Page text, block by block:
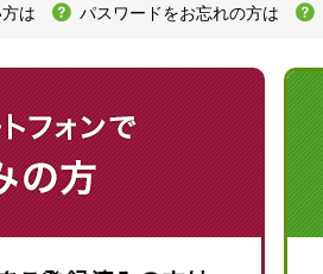
は パスワードをお忘れの方は